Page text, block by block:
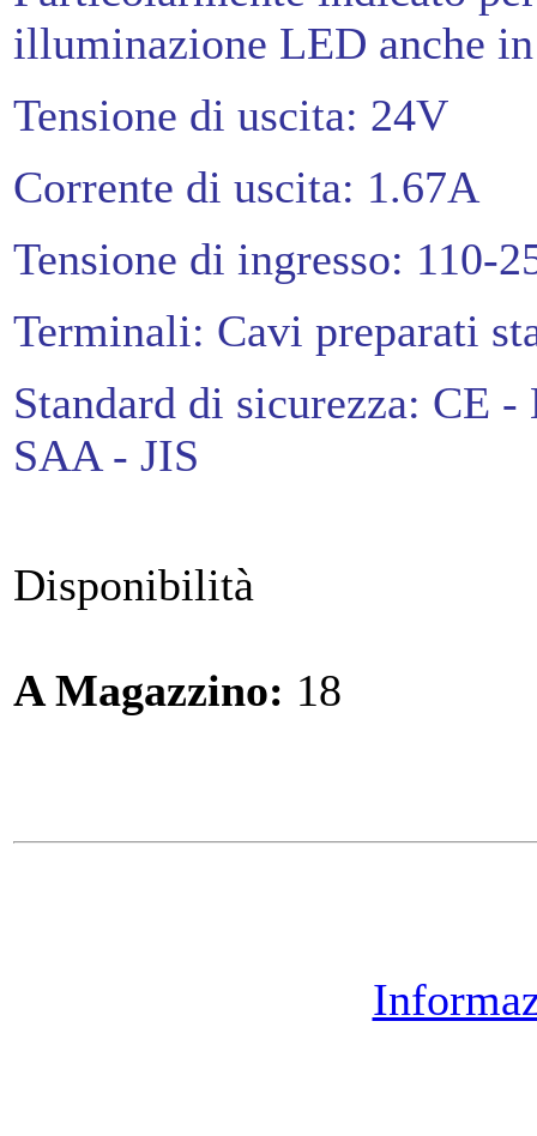
illuminazione LED anche
Tensione di uscita: 24V
Corrente di uscita: 1.67A
Tensione di ingresso: 110-
Terminali: Cavi preparati
Standard di sicurezza: CE
SAA - JIS
Disponibilità
A Magazzino: 18